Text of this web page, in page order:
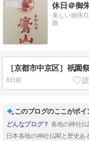
21 休日＠御
美しい御朱
旅
［京都市中京区］祇園
8日前
このブログのここがポイ
各地の神社
日本各地の神社仏閣と歴史あ